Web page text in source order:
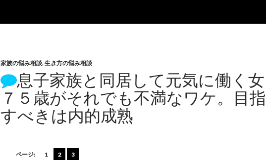
家族の悩み相談,生き方の悩み相談
息子家族と同居して元気に働く女
７５歳がそれでも不満なワケ。目指
すべきは内的成熟
ページ: 1 2 3